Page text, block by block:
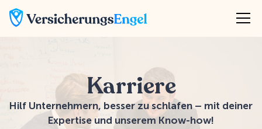
Karriere
Hilf Unternehmern, besser zu schlafen – mit deiner
Expertise und unserem Know-how!